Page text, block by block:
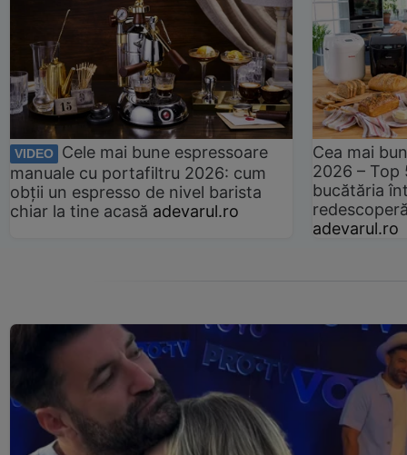
VIDEO
Cele mai bune espressoare
manuale cu portafiltru 2026: cum
obții un espresso de nivel barista
chiar la tine acasă adevarul.ro
Cea mai
2026 –
bucătăria
adevarul.ro